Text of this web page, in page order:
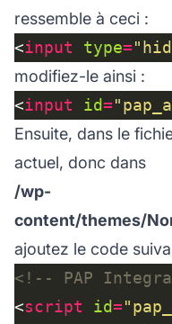
ressemble à ceci :
<input type=
modifiez-le ainsi :
<input id=
Ensuite, dans le
actuel, donc dans
/wp-
content/themes/
ajoutez le code
<!-- PAP
<script id=